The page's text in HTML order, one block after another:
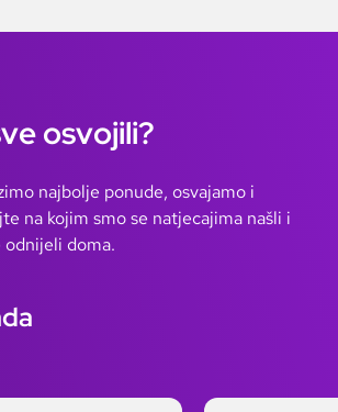
osvojili?
najbolje ponude, osvajamo i
na kojim smo se natjecajima našli i
odnijeli doma.